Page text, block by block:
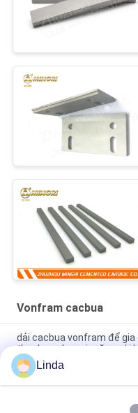
Vonfram cacbua
dải cacbua vonfram để gia
thanh cacbua xi măng với
OEM Tungsten Carbide
dao cacbua K30 công cụ
Linda